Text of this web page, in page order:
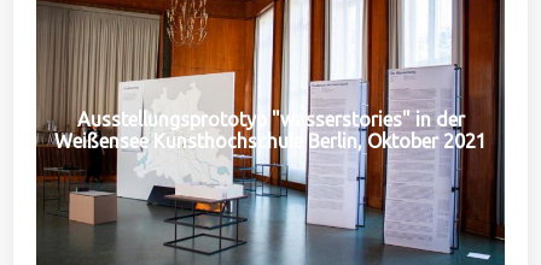
Ausstellungsprototyp "wasserstories" in der
Weißensee Kunsthochschule Berlin, Oktober 2021